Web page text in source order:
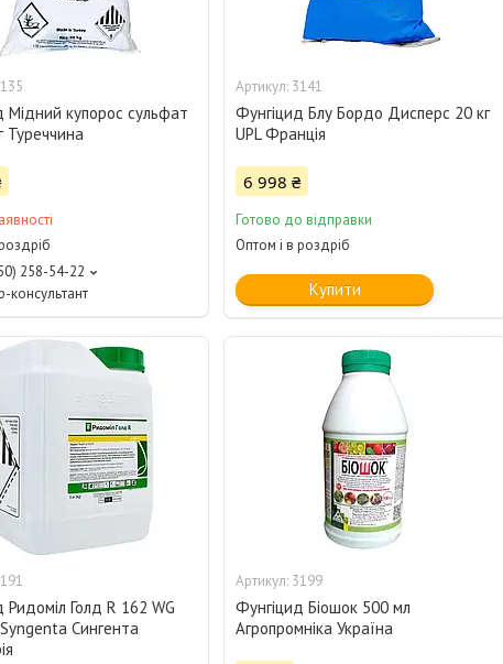
Мідний купорос сульфат
Туреччина
258-54-22
3141
Фунгіцид Блу Бордо Дисперс 20 кг
UPL Франція
6 998 ₴
Готово до відправки
Оптом і в роздріб
Купити
Ридоміл Голд R 162 WG
Сингента
3199
Фунгіцид Біошок 500 мл
Агропромніка Україна